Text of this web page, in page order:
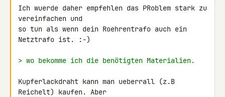
Ich wuerde daher empfehlen das PRoblem stark zu
vereinfachen und
so tun als wenn dein Roehrentrafo auch ein
Netztrafo ist. :-)
> wo bekomme ich die benötigten Materialien.
Kupferlackdraht kann man ueberrall (z.B
Reichelt) kaufen. Aber